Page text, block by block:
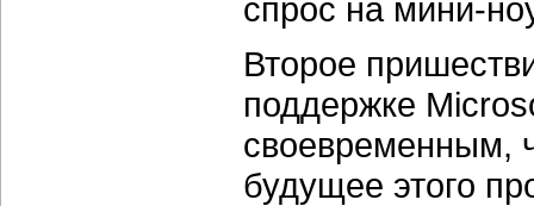
спрос на мини-
Второе
поддержке
своевременным,
будущее этого